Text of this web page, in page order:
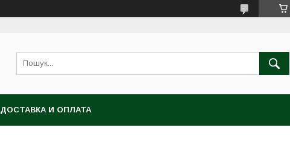
ДОСТАВКА И ОПЛАТА